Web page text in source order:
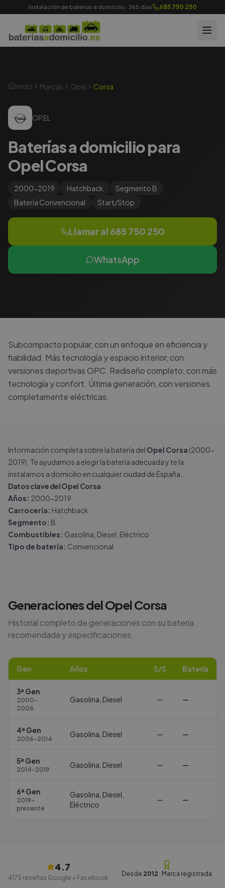
Instalación de baterías a domicilio · 365 días 685 750 250
Inicio Marcas Opel Corsa
OPEL
Baterías a domicilio para
Opel Corsa
2000-2019 Hatchback Segmento B
Batería Convencional Start/Stop
Llamar al 685 750 250
WhatsApp
Subcompacto popular, con un enfoque en eficiencia y
fiabilidad. Más tecnología y espacio interior, con
versiones deportivas OPC. Rediseño completo, con más
tecnología y confort. Última generación, con versiones
completamente eléctricas.
Información completa sobre la batería del Opel Corsa (2000-
2019). Te ayudamos a elegir la batería adecuada y te la
instalamos a domicilio en cualquier ciudad de España.
Datos clave del Opel Corsa
Años: 2000-2019
Carrocería: Hatchback
Segmento: B
Combustibles: Gasolina, Diesel, Eléctrico
Tipo de batería: Convencional
Generaciones delOpelCorsa
Historial completo de generaciones con su batería
recomendada y especificaciones.
Gen. Años S/S Batería
3ª Gen
2000-
2006
Gasolina, Diesel — —
4ª Gen
2006-2014
Gasolina, Diesel — —
5ª Gen
2014-2019
Gasolina, Diesel — —
6ª Gen
2019-
presente
Gasolina, Diesel,
Eléctrico
— —
4.7
4175 reseñas Google + Facebook
Desde 2012 · Marca registrada